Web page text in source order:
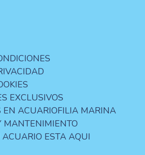
EXCLUSIVOS
EN ACUARIOFILIA MARINA
MANTENIMIENTO
ESTA AQUI